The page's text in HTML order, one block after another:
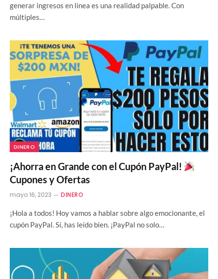
generar ingresos en línea es una realidad palpable. Con
múltiples…
DINERO
¡Ahorra en Grande con el Cupón PayPal!
Cupones y Ofertas
mayo 16, 2023 DINERO
¡Hola a todos! Hoy vamos a hablar sobre algo emocionante, el
cupón PayPal. Sí, has leído bien. ¡PayPal no solo…